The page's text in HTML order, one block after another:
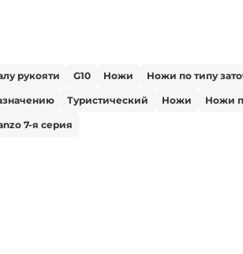
рукояти G10 Ножи Ножи по типу
Туристический Ножи Ножи
7-я серия